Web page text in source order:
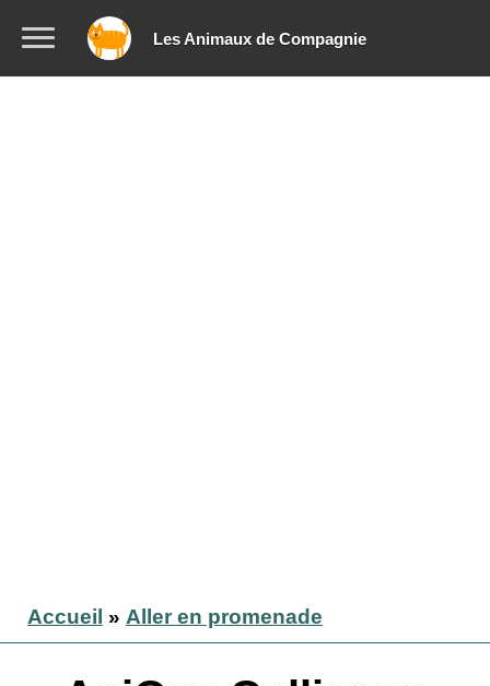
Les Animaux de Compagnie
Accueil » Aller en promenade